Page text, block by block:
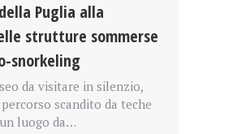
Puglia alla
strutture sommerse
snorkeling
da visitare in silenzio,
scandito da teche
luogo da…